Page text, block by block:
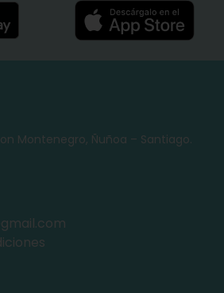
Montenegro, Ñuñoa – Santiago.